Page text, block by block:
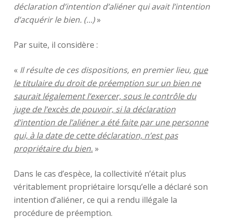
déclaration d’intention d’aliéner qui avait l’intention
d’acquérir le bien. (…)»
Par suite, il considère :
« Il résulte de ces dispositions, en premier lieu, que
le titulaire du droit de préemption sur un bien ne
saurait légalement l’exercer, sous le contrôle du
juge de l’excès de pouvoir, si la déclaration
d’intention de l’aliéner a été faite par une personne
qui, à la date de cette déclaration, n’est pas
propriétaire du bien. »
Dans le cas d’espèce, la collectivité n’était plus
véritablement propriétaire lorsqu’elle a déclaré son
intention d’aliéner, ce qui a rendu illégale la
procédure de préemption.